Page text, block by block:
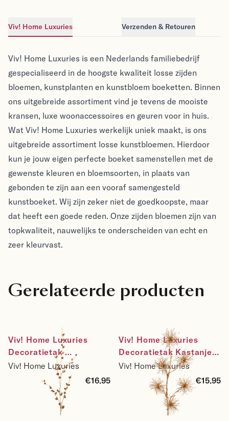
Viv! Home Luxuries Verzenden & Retouren
Viv! Home Luxuries
Viv! Home Luxuries
Viv! Home Luxuries is een Nederlands familiebedrijf
gespecialiseerd in de hoogste kwaliteit losse zijden
bloemen, kunstplanten en kunstbloem boeketten. Binnen
ons uitgebreide assortiment vind je tevens de mooiste
kransen, luxe woonaccessoires en geuren voor in huis.
Wat Viv! Home Luxuries werkelijk uniek maakt, is ons
uitgebreide assortiment losse kunstbloemen. Hierdoor
kun je jouw eigen perfecte boeket samenstellen met de
gewenste kleuren en bloemsoorten, in plaats van
gebonden te zijn aan een vooraf samengesteld
kunstboeket. Wij zijn zeker niet de goedkoopste, maar
dat heeft een goede reden. Onze zijden bloemen zijn van
topkwaliteit, nauwelijks te onderscheiden van echt en
zeer kleurvast.
Gerelateerde producten
Viv! Home Luxuries
Decoratietak
Dennenappels -
kunstbloem - goud -
Viv! Home Luxuries
€16.95
Viv! Home Luxuries
Decoratietak Kastanje -
kunstbloem - goud -
Viv! Home Luxuries
€15.95